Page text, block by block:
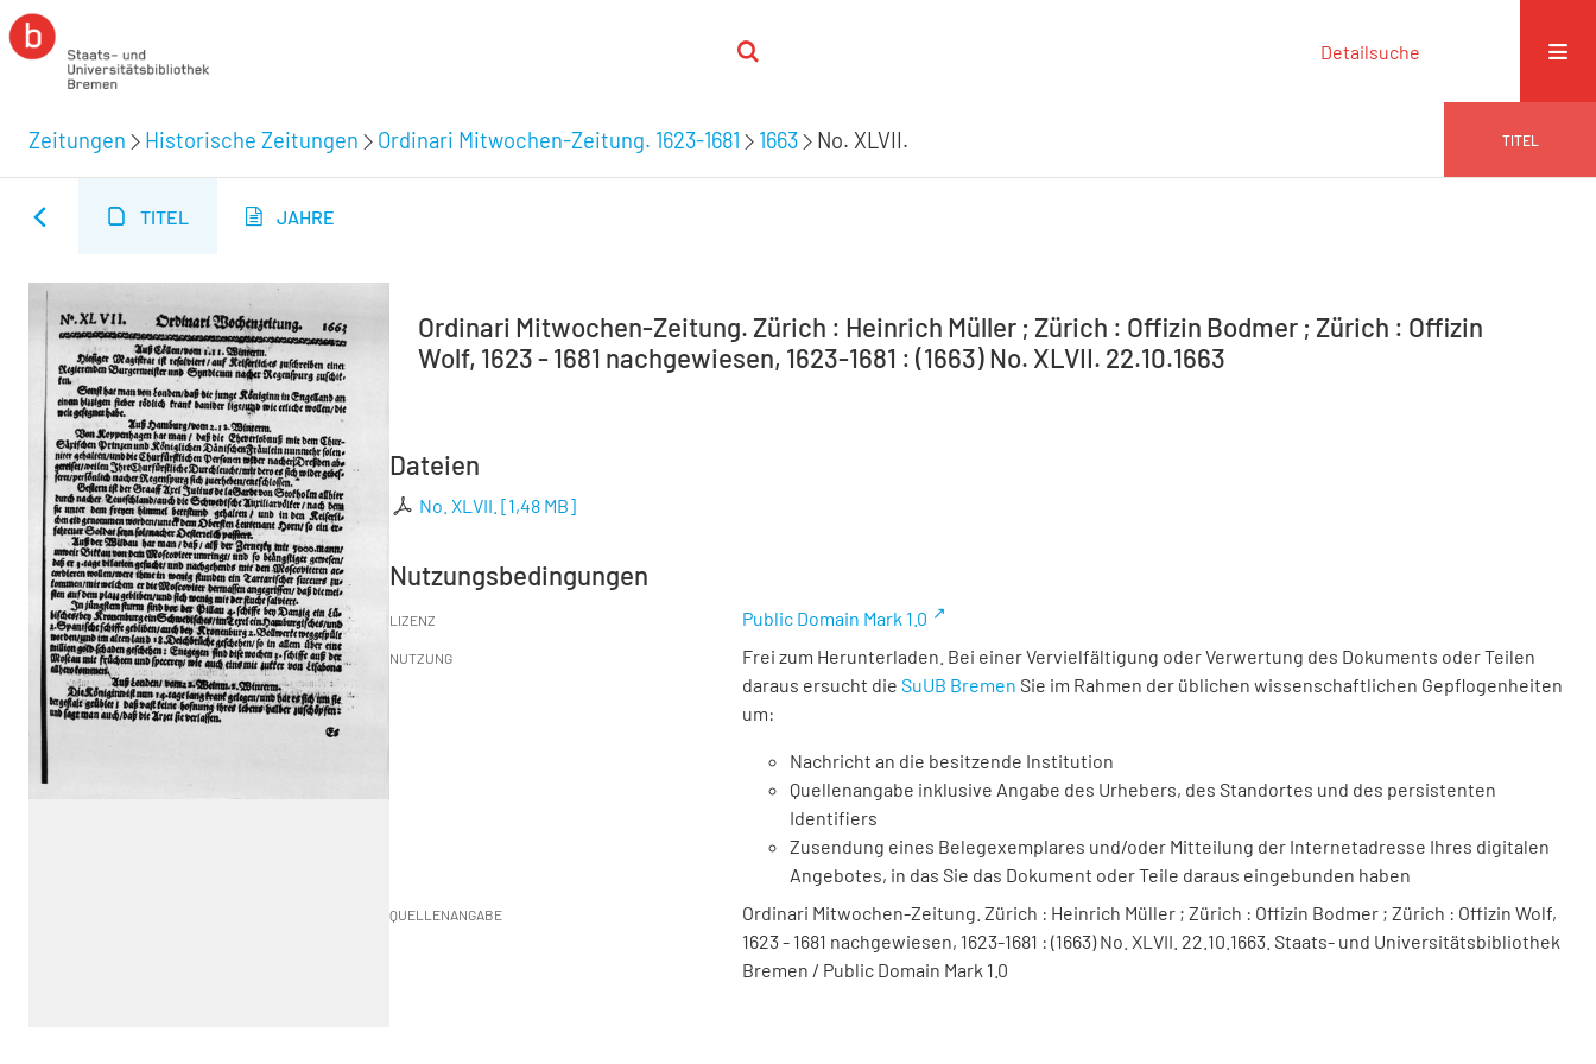
Detailsuche
Zeitungen Historische Zeitungen Ordinari Mitwochen-Zeitung. 1623-1681 1663 No. XLVII. TITEL
TITEL JAHRE
Ordinari Mitwochen-Zeitung. Zürich : Heinrich Müller ; Zürich : Offizin Bodmer ; Zürich : Offizin
Wolf, 1623 - 1681 nachgewiesen, 1623-1681 : (1663) No. XLVII. 22.10.1663
Dateien
No. XLVII. [1,48 MB]
Nutzungsbedingungen
LIZENZ Public Domain Mark 1.0
NUTZUNG
Frei zum Herunterladen. Bei einer Vervielfältigung oder Verwertung des Dokuments oder Teilen
daraus ersucht die SuUB Bremen Sie im Rahmen der üblichen wissenschaftlichen Gepflogenheiten
um:
Nachricht an die besitzende Institution
Quellenangabe inklusive Angabe des Urhebers, des Standortes und des persistenten
Identifiers
Zusendung eines Belegexemplares und/oder Mitteilung der Internetadresse Ihres digitalen
Angebotes, in das Sie das Dokument oder Teile daraus eingebunden haben
QUELLENANGABE
Ordinari Mitwochen-Zeitung. Zürich : Heinrich Müller ; Zürich : Offizin Bodmer ; Zürich : Offizin Wolf,
1623 - 1681 nachgewiesen, 1623-1681 : (1663) No. XLVII. 22.10.1663. Staats- und Universitätsbibliothek
Bremen / Public Domain Mark 1.0